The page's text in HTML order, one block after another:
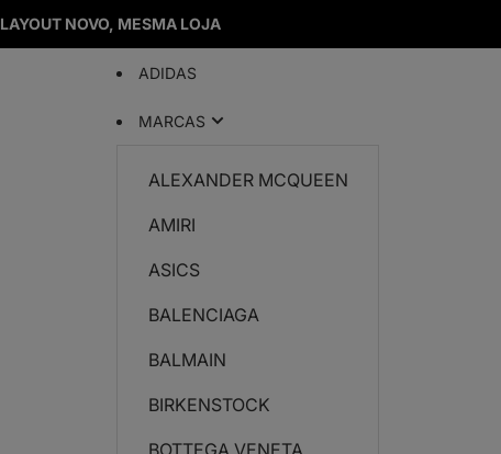
LAYOUT NOVO, MESMA LOJA
ADIDAS
MARCAS
ALEXANDER MCQUEEN
AMIRI
ASICS
BALENCIAGA
BALMAIN
BIRKENSTOCK